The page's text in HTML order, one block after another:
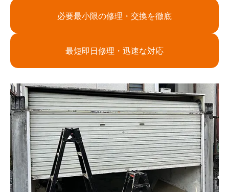
必要最小限の修理・交換を徹底
最短即日修理・迅速な対応